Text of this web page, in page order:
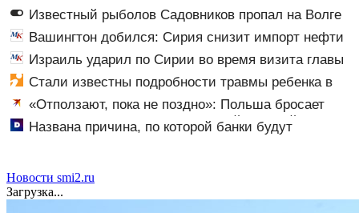
Известный рыболов Садовников пропал на Волге
во время шторма
Вашингтон добился: Сирия снизит импорт нефти
из РФИзраиль ударил по Сирии во время визита главы
МИД Турции
Стали известны подробности травмы ребенка в
детсаду
«Отползают, пока не поздно»: Польша бросает
Украину, чтобы не стать следующей жертвой Запада
Названа причина, по которой банки будут
Новости smi2.ru
Загрузка...